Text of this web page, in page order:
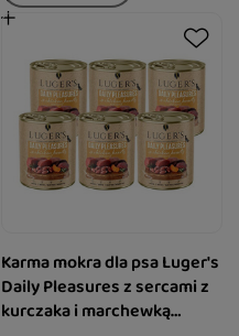
Karma mokra dla psa Luger's
Daily Pleasures z sercami z
kurczaka i marchewką